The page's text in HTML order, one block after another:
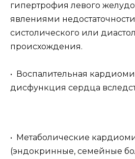
гипертрофия левого
явлениями
систолического или
происхождения.
• Воспалительная
дисфункция сердца
• Метаболические
(эндокринные, семейные